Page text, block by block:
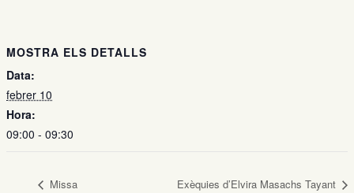
MOSTRA ELS DETALLS
Data:
febrer 10
Hora:
09:00 - 09:30
Missa Exèquies d’Elvira Masachs Tayant